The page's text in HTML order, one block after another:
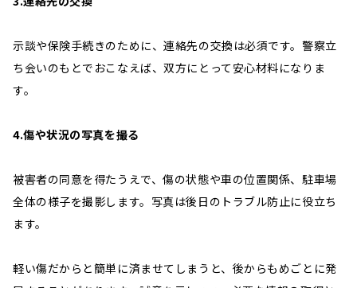
示談や保険手続きのために、連絡先の交換は必須です。警察立
ち会いのもとでおこなえば、双方にとって安心材料になりま
す。
4.傷や状況の写真を撮る
被害者の同意を得たうえで、傷の状態や車の位置関係、駐車場
全体の様子を撮影します。写真は後日のトラブル防止に役立ち
ます。
軽い傷だからと簡単に済ませてしまうと、後からもめごとに発